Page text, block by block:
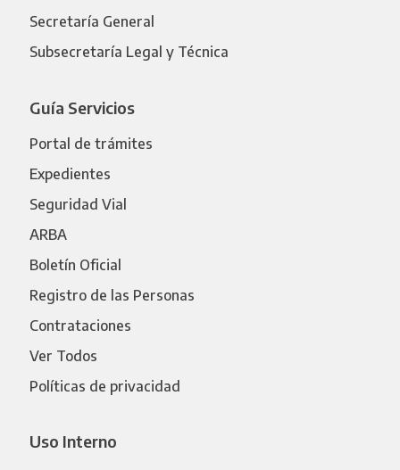
Secretaría General
Subsecretaría Legal y Técnica
Guía Servicios
Portal de trámites
Expedientes
Seguridad Vial
ARBA
Boletín Oficial
Registro de las Personas
Contrataciones
Ver Todos
Políticas de privacidad
Uso Interno